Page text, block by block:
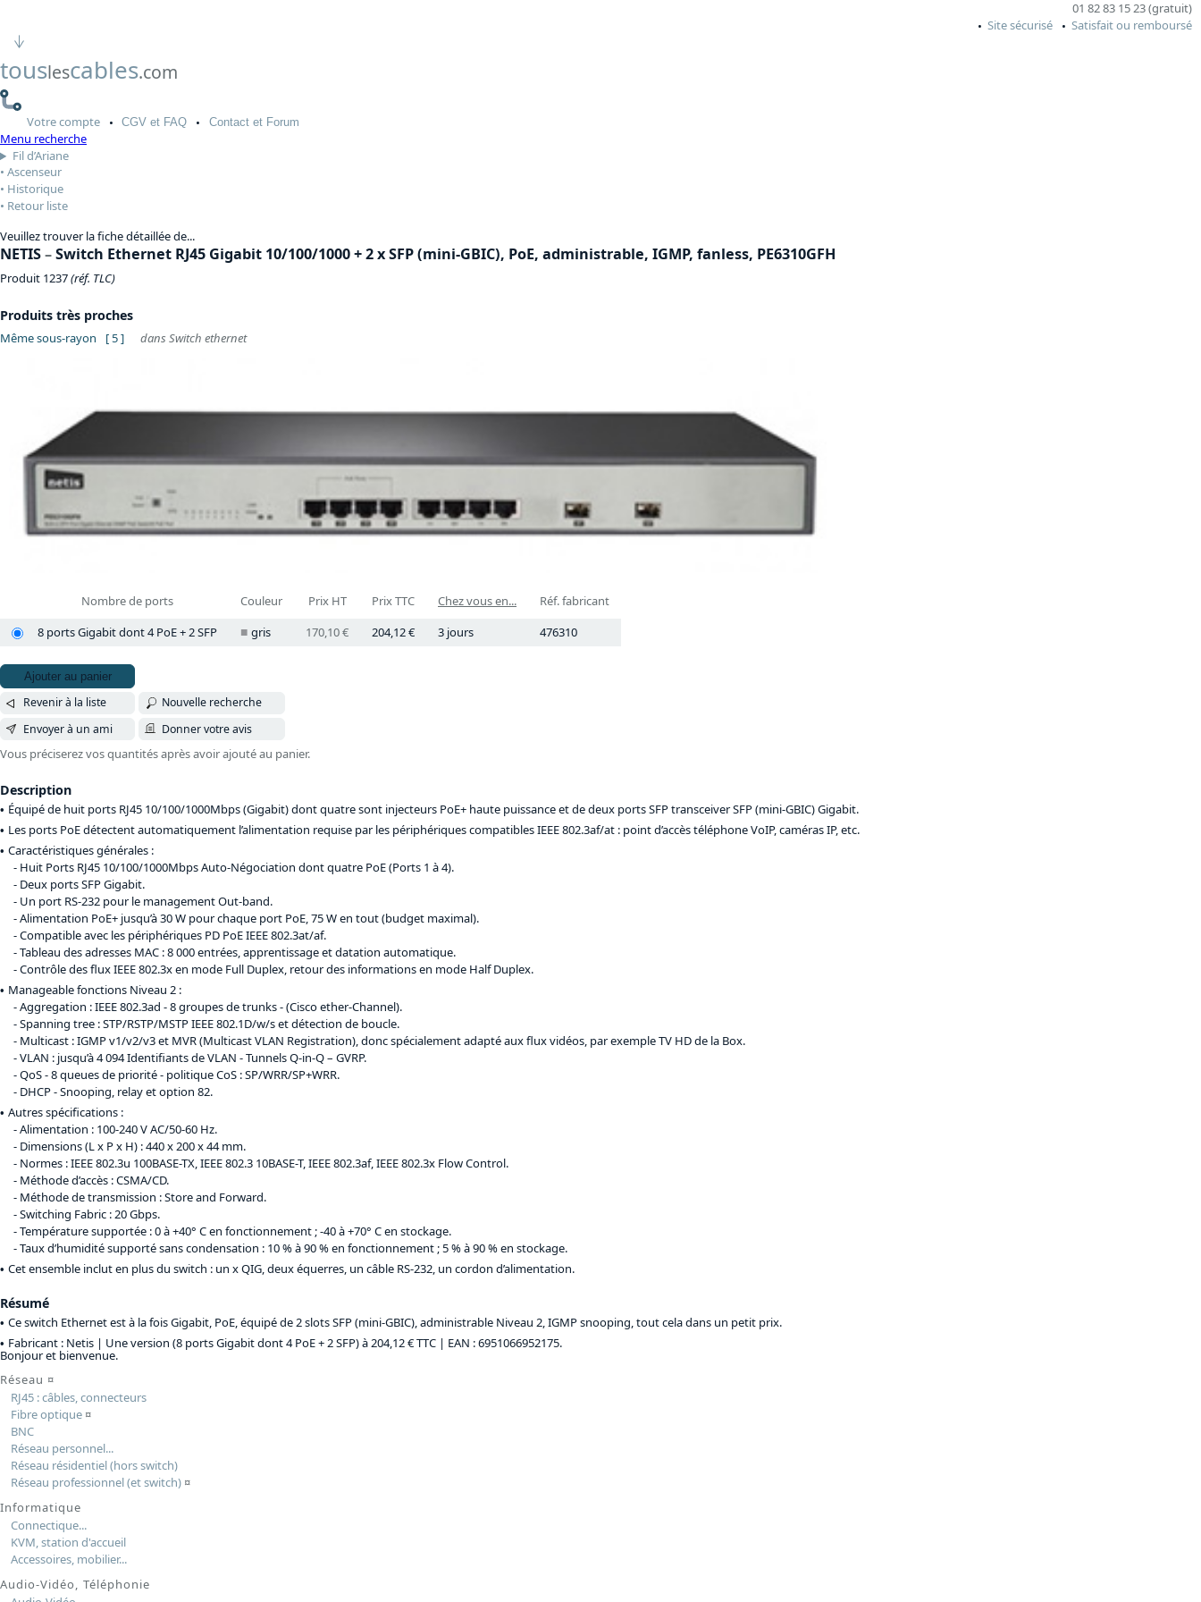
01 82 83 15 23 (gratuit)
Site sécurisé
Satisfait ou remboursé
touslescables.com
Votrecompte CGV et FAQ Contactet Forum
Menu recherche
Fil d’Ariane
Ascenseur
Historique
Retour liste
Veuillez trouver la fiche détaillée de...
NETIS–Switch Ethernet RJ45 Gigabit 10/100/1000 + 2 x SFP (mini-GBIC), PoE, administrable, IGMP, fanless, PE6310GFH
Produit 1237(réf. TLC)
Produits très proches
Même sous-rayon [ 5 ] dans Switch ethernet
Nombre de ports Couleur Prix HT Prix TTC Chez vous en...
Réf. fabricant
8 ports Gigabit dont 4 PoE + 2 SFP
gris 170,10 € 204,12 € 3 jours 476310
Ajouter au panier
Revenir à la liste
Nouvelle recherche
Envoyer à un ami
Donner votre avis
Vous préciserez vos quantités après avoir ajouté au panier.
Description
Équipé de huit ports RJ45 10/100/1000Mbps (Gigabit) dont quatre sont injecteurs PoE+ haute puissance et de deux ports SFP transceiver SFP (mini-GBIC) Gigabit.
Les ports PoE détectent automatiquement l’alimentation requise par les périphériques compatibles IEEE 802.3af/at : point d’accès téléphone VoIP, caméras IP, etc.
Caractéristiques générales :
Huit Ports RJ45 10/100/1000Mbps Auto-Négociation dont quatre PoE (Ports 1 à 4).
Deux ports SFP Gigabit.
Un port RS-232 pour le management Out-band.
Alimentation PoE+ jusqu’à 30 W pour chaque port PoE, 75 W en tout (budget maximal).
Compatible avec les périphériques PD PoE IEEE 802.3at/af.
Tableau des adresses MAC : 8 000 entrées, apprentissage et datation automatique.
Contrôle des flux IEEE 802.3x en mode Full Duplex, retour des informations en mode Half Duplex.
Manageable fonctions Niveau 2 :
Aggregation : IEEE 802.3ad - 8 groupes de trunks - (Cisco ether-Channel).
Spanning tree : STP/RSTP/MSTP IEEE 802.1D/w/s et détection de boucle.
Multicast : IGMP v1/v2/v3 et MVR (Multicast VLAN Registration), donc spécialement adapté aux flux vidéos, par exemple TV HD de la Box.
VLAN : jusqu’à 4 094 Identifiants de VLAN - Tunnels Q-in-Q – GVRP.
QoS - 8 queues de priorité - politique CoS : SP/WRR/SP+WRR.
DHCP - Snooping, relay et option 82.
Autres spécifications :
Alimentation : 100-240 V AC/50-60 Hz.
Dimensions (L x P x H) : 440 x 200 x 44 mm.
Normes : IEEE 802.3u 100BASE-TX, IEEE 802.3 10BASE-T, IEEE 802.3af, IEEE 802.3x Flow Control.
Méthode d’accès : CSMA/CD.
Méthode de transmission : Store and Forward.
Switching Fabric : 20 Gbps.
Température supportée : 0 à +40° C en fonctionnement ; -40 à +70° C en stockage.
Taux d’humidité supporté sans condensation : 10 % à 90 % en fonctionnement ; 5 % à 90 % en stockage.
Cet ensemble inclut en plus du switch : un x QIG, deux équerres, un câble RS-232, un cordon d’alimentation.
Résumé
Ce switch Ethernet est à la fois Gigabit, PoE, équipé de 2 slots SFP (mini-GBIC), administrable Niveau 2, IGMP snooping, tout cela dans un petit prix.
Fabricant : Netis | Une version (8 ports Gigabit dont 4 PoE + 2 SFP) à 204,12 € TTC | EAN : 6951066952175.
Bonjour et bienvenue.
Réseau ¤
RJ45 : câbles, connecteurs
Fibre optique¤
BNC
Réseau personnel...
Réseau résidentiel (hors switch)
Réseau professionnel (et switch)¤
Informatique
Connectique...
KVM, station d'accueil
Accessoires, mobilier...
Audio-Vidéo, Téléphonie